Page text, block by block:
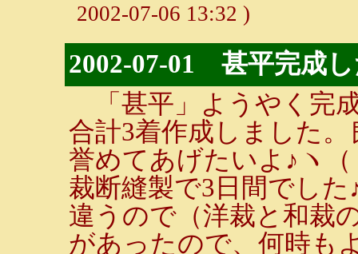
2002-07-06 13:32 )
2002-07-01 甚平完成
「甚平」ようやく完
合計3着作成しました
誉めてあげたいよ♪ヽ
裁断縫製で3日間でし
違うので（洋裁と和裁
があったので、何時も